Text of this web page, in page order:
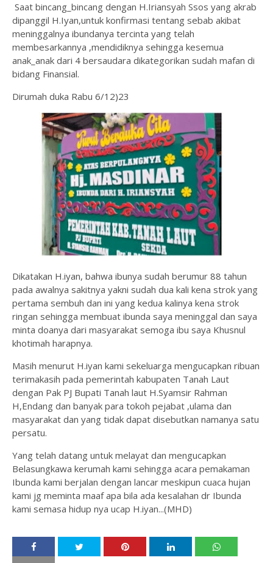
Saat bincang_bincang dengan H.Iriansyah Ssos yang akrab
dipanggil H.Iyan,untuk konfirmasi tentang sebab akibat
meninggalnya ibundanya tercinta yang telah
membesarkannya ,mendidiknya sehingga kesemua
anak_anak dari 4 bersaudara dikategorikan sudah mafan di
bidang Finansial.
Dirumah duka Rabu 6/12)23
Dikatakan H.iyan, bahwa ibunya sudah berumur 88 tahun
pada awalnya sakitnya yakni sudah dua kali kena strok yang
pertama sembuh dan ini yang kedua kalinya kena strok
ringan sehingga membuat ibunda saya meninggal dan saya
minta doanya dari masyarakat semoga ibu saya Khusnul
khotimah harapnya.
Masih menurut H.iyan kami sekeluarga mengucapkan ribuan
terimakasih pada pemerintah kabupaten Tanah Laut
dengan Pak PJ Bupati Tanah laut H.Syamsir Rahman
H,Endang dan banyak para tokoh pejabat ,ulama dan
masyarakat dan yang tidak dapat disebutkan namanya satu
persatu.
Yang telah datang untuk melayat dan mengucapkan
Belasungkawa kerumah kami sehingga acara pemakaman
Ibunda kami berjalan dengan lancar meskipun cuaca hujan
kami jg meminta maaf apa bila ada kesalahan dr Ibunda
kami semasa hidup nya ucap H.iyan...(MHD)